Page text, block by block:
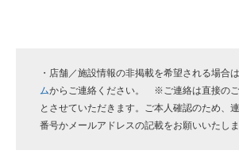
・店舗／施設情報の非掲載を希望される場合は
ムからご連絡ください。 ※ご連絡は直接の
とさせていただきます。ご本人確認のため、
番号かメールアドレスの記載をお願いいたしま